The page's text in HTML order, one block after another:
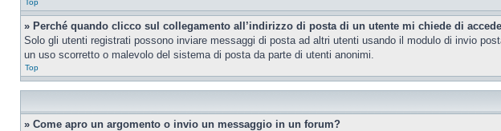
Top
» Perché quando clicco sul collegamento all’indirizzo di posta di un utente mi chiede di
Solo gli utenti registrati possono inviare messaggi di posta ad altri utenti usando il modulo di invio
un uso scorretto o malevolo del sistema di posta da parte di utenti anonimi.
Top
» Come apro un argomento o invio un messaggio in un forum?